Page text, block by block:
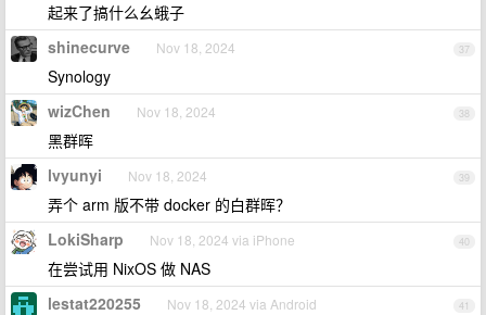
起来了搞什么幺蛾子
37
shinecurve Nov 18, 2024
Synology
38
wizChen Nov 18, 2024
黑群晖
39
lvyunyi Nov 18, 2024
弄个 arm 版不带 docker 的白群晖？
40
LokiSharp Nov 18, 2024 via iPhone
在尝试用 NixOS 做 NAS
41
lestat220255 Nov 18, 2024 via Android